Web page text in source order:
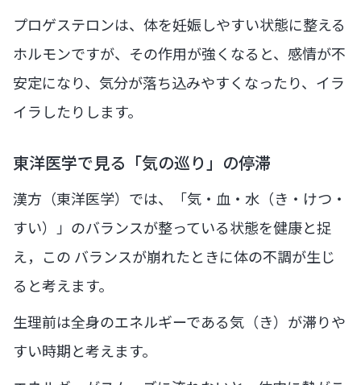
プロゲステロンは、体を妊娠しやすい状態に整える
ホルモンですが、その作用が強くなると、感情が不
安定になり、気分が落ち込みやすくなったり、イラ
イラしたりします。
東洋医学で見る「気の巡り」の停滞
漢方（東洋医学）では、「気・血・水（き・けつ・
すい）」のバランスが整っている状態を健康と捉
え，この バランスが崩れたときに体の不調が生じ
ると考えます。
生理前は全身のエネルギーである気（き）が滞りや
すい時期と考えます。